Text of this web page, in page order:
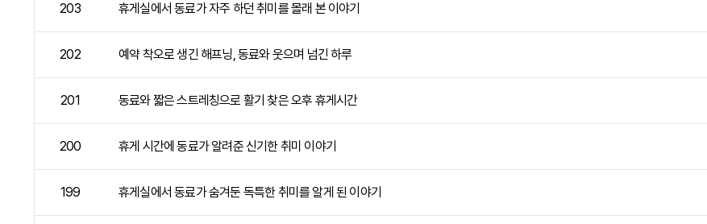
203 휴게실에서 동료가 자주 하던 취미를 몰래 본 이야기
202 예약 착오로 생긴 해프닝, 동료와 웃으며 넘긴 하루
201 동료와 짧은 스트레칭으로 활기 찾은 오후 휴게시간
200 휴게 시간에 동료가 알려준 신기한 취미 이야기
199 휴게실에서 동료가 숨겨둔 독특한 취미를 알게 된 이야기